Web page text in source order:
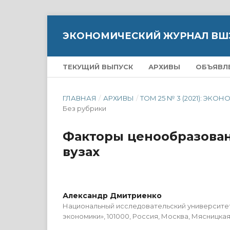
ЭКОНОМИЧЕСКИЙ ЖУРНАЛ
ТЕКУЩИЙ ВЫПУСК АРХИВЫ
ГЛАВНАЯ / АРХИВЫ / ТОМ 25 № 3 (2021):
Без рубрики
Факторы
вузах
Александр Дмитриенко
Национальный исследовательский
экономики», 101000, Россия, Москва, Мясницкая